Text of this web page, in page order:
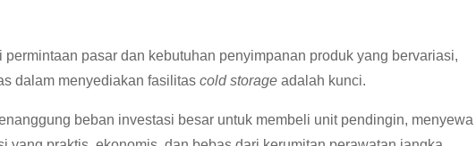
permintaan pasar dan kebutuhan penyimpanan produk yang bervariasi,
dalam menyediakan fasilitascold storage adalah kunci.
beban investasi besar untuk membeli unit pendingin, menyewa